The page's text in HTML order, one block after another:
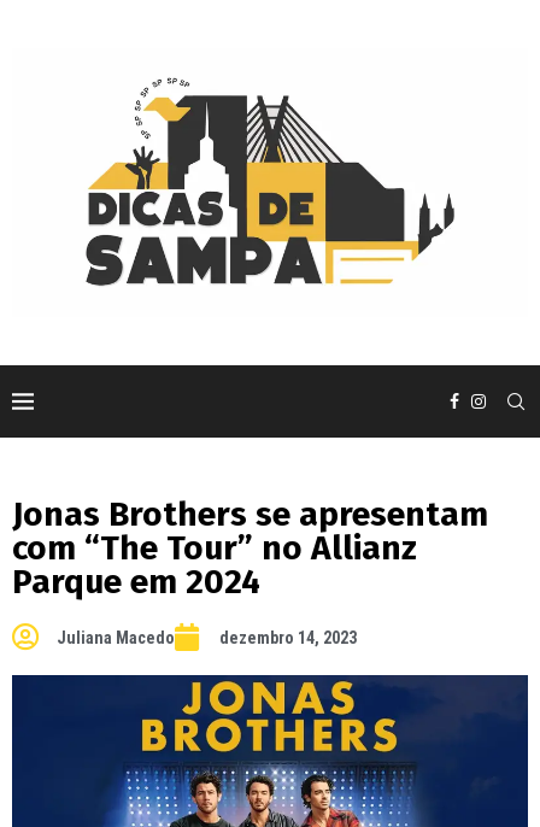
Jonas Brothers se apresentam
com “The Tour” no Allianz
Parque em 2024
Juliana Macedo dezembro 14, 2023